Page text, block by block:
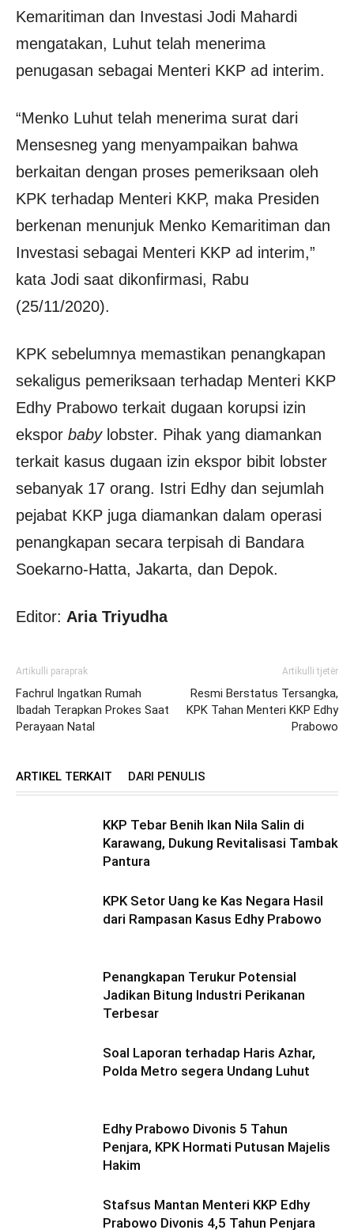
Kemaritiman dan Investasi Jodi Mahardi
mengatakan, Luhut telah menerima
penugasan sebagai Menteri KKP ad interim.
“Menko Luhut telah menerima surat dari
Mensesneg yang menyampaikan bahwa
berkaitan dengan proses pemeriksaan oleh
KPK terhadap Menteri KKP, maka Presiden
berkenan menunjuk Menko Kemaritiman dan
Investasi sebagai Menteri KKP ad interim,”
kata Jodi saat dikonfirmasi, Rabu
(25/11/2020).
KPK sebelumnya memastikan penangkapan
sekaligus pemeriksaan terhadap Menteri KKP
Edhy Prabowo terkait dugaan korupsi izin
ekspor babylobster. Pihak yang diamankan
terkait kasus dugaan izin ekspor bibit lobster
sebanyak 17 orang. Istri Edhy dan sejumlah
pejabat KKP juga diamankan dalam operasi
penangkapan secara terpisah di Bandara
Soekarno-Hatta, Jakarta, dan Depok.
Editor: Aria Triyudha
Artikulli paraprak
Fachrul Ingatkan Rumah
Ibadah Terapkan Prokes Saat
Perayaan Natal
Artikulli tjetër
Resmi Berstatus Tersangka,
KPK Tahan Menteri KKP Edhy
Prabowo
ARTIKEL TERKAIT DARI PENULIS
KKP Tebar Benih Ikan Nila Salin di
Karawang, Dukung Revitalisasi Tambak
Pantura
KPK Setor Uang ke Kas Negara Hasil
dari Rampasan Kasus Edhy Prabowo
Penangkapan Terukur Potensial
Jadikan Bitung Industri Perikanan
Terbesar
Soal Laporan terhadap Haris Azhar,
Polda Metro segera Undang Luhut
Edhy Prabowo Divonis 5 Tahun
Penjara, KPK Hormati Putusan Majelis
Hakim
Stafsus Mantan Menteri KKP Edhy
Prabowo Divonis 4,5 Tahun Penjara